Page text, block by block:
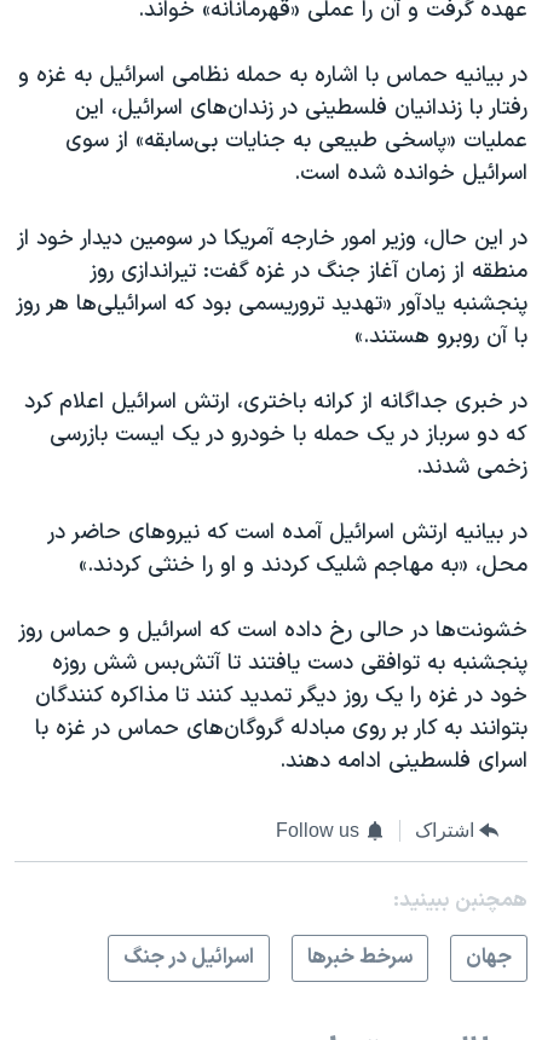
عهده گرفت و آن را عملی «قهرمانانه» خواند.
در بیانیه‌ حماس با اشاره به حمله نظامی اسرائیل به غزه و
رفتار با زندانیان فلسطینی در زندان‌های اسرائیل، این
عملیات «پاسخی طبیعی به جنایات بی‌سابقه» از سوی
اسرائیل خوانده شده است.
در این حال، وزیر امور خارجه آمریکا در سومین دیدار خود از
منطقه از زمان آغاز جنگ در غزه گفت: تیراندازی روز
پنجشنبه یادآور «تهدید تروریسمی بود که اسرائیلی‌ها هر روز
با آن روبرو هستند.»
در خبری جداگانه از کرانه باختری، ارتش اسرائیل اعلام کرد
که دو سرباز در یک حمله با خودرو در یک ایست بازرسی
زخمی شدند.
در بیانیه ارتش اسرائیل آمده است که نیروهای حاضر در
محل، «به مهاجم شلیک کردند و او را خنثی کردند.»
خشونت‌ها در حالی رخ داده است که اسرائیل و حماس روز
پنجشنبه به توافقی دست یافتند تا آتش‌بس شش روزه
خود در غزه را یک روز دیگر تمدید کنند تا مذاکره کنندگان
بتوانند به کار بر روی مبادله گروگان‌های حماس در غزه با
اسرای فلسطینی ادامه دهند.
اشتراک Follow us
همچنبن ببینید:
جهان
سرخط خبرها اسرائیل در جنگ